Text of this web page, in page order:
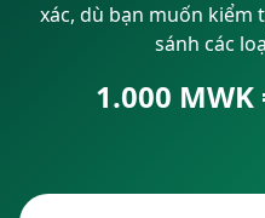
xác, dù bạn muốn kiểm
sánh các
1.000 MWK